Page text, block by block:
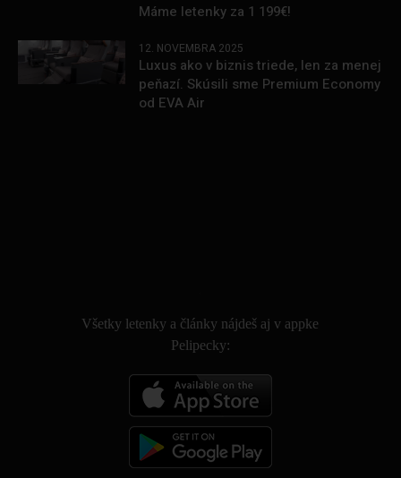
Máme letenky za 1 199€!
12. NOVEMBRA 2025
Luxus ako v biznis triede, len za menej
peňazí. Skúsili sme Premium Economy
od EVA Air
Všetky letenky a články nájdeš aj v appke
Pelipecky: